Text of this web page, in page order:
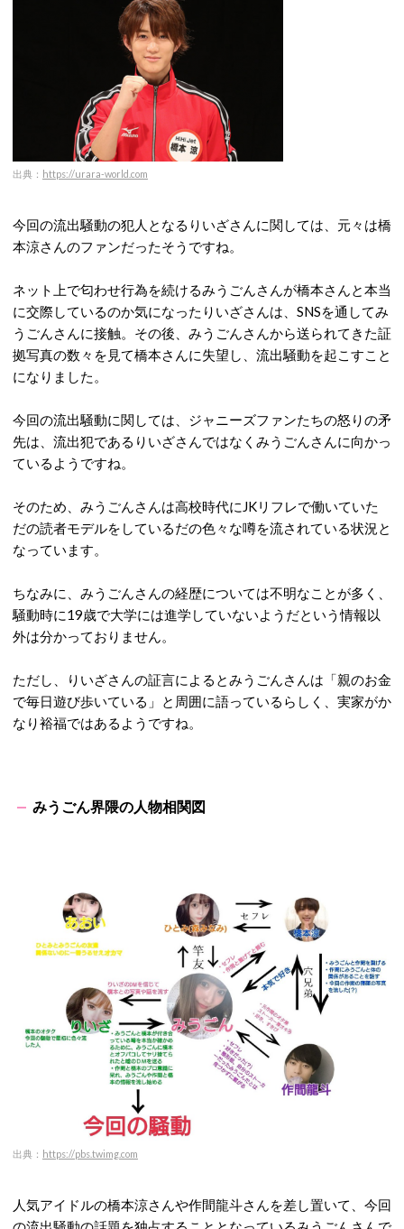
出典： https://urara-world.com
今回の流出騒動の犯人となるりいざさんに関しては、元々は橋
本涼さんのファンだったそうですね。
ネット上で匂わせ行為を続けるみうごんさんが橋本さんと本当
に交際しているのか気になったりいざさんは、SNSを通してみ
うごんさんに接触。その後、みうごんさんから送られてきた証
拠写真の数々を見て橋本さんに失望し、流出騒動を起こすこと
になりました。
今回の流出騒動に関しては、ジャニーズファンたちの怒りの矛
先は、流出犯であるりいざさんではなくみうごんさんに向かっ
ているようですね。
そのため、みうごんさんは高校時代にJKリフレで働いていた
だの読者モデルをしているだの色々な噂を流されている状況と
なっています。
ちなみに、みうごんさんの経歴については不明なことが多く、
騒動時に19歳で大学には進学していないようだという情報以
外は分かっておりません。
ただし、りいざさんの証言によるとみうごんさんは「親のお金
で毎日遊び歩いている」と周囲に語っているらしく、実家がか
なり裕福ではあるようですね。
みうごん界隈の人物相関図
出典： https://pbs.twimg.com
人気アイドルの橋本涼さんや作間龍斗さんを差し置いて、今回